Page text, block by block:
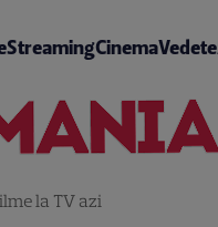
StreamingCinemaVedete
la TV azi